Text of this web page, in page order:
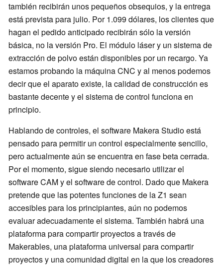
también recibirán unos pequeños obsequios, y la entrega
está prevista para julio. Por 1.099 dólares, los clientes que
hagan el pedido anticipado recibirán sólo la versión
básica, no la versión Pro. El módulo láser y un sistema de
extracción de polvo están disponibles por un recargo. Ya
estamos probando la máquina CNC y al menos podemos
decir que el aparato existe, la calidad de construcción es
bastante decente y el sistema de control funciona en
principio.
Hablando de controles, el software Makera Studio está
pensado para permitir un control especialmente sencillo,
pero actualmente aún se encuentra en fase beta cerrada.
Por el momento, sigue siendo necesario utilizar el
software CAM y el software de control. Dado que Makera
pretende que las potentes funciones de la Z1 sean
accesibles para los principiantes, aún no podemos
evaluar adecuadamente el sistema. También habrá una
plataforma para compartir proyectos a través de
Makerables, una plataforma universal para compartir
proyectos y una comunidad digital en la que los creadores